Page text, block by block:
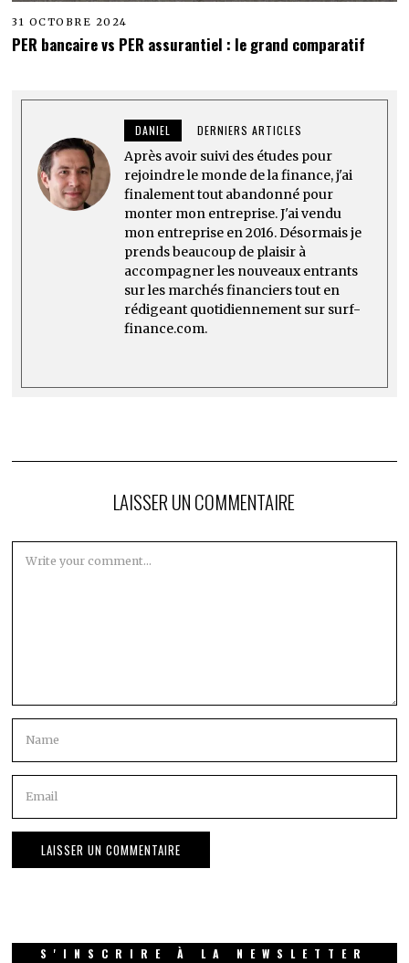
31 OCTOBRE 2024
PER bancaire vs PER assurantiel : le grand comparatif
DANIEL DERNIERS ARTICLES
Après avoir suivi des études pour
rejoindre le monde de la finance, j'ai
finalement tout abandonné pour
monter mon entreprise. J'ai vendu
mon entreprise en 2016. Désormais je
prends beaucoup de plaisir à
accompagner les nouveaux entrants
sur les marchés financiers tout en
rédigeant quotidiennement sur surf-
finance.com.
LAISSER UN COMMENTAIRE
S'INSCRIRE À LA NEWSLETTER